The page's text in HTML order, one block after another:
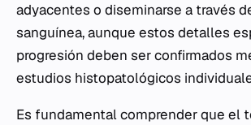
adyacentes o diseminarse a través
sanguínea, aunque estos detalles
progresión deben ser confirmados
estudios histopatológicos
Es fundamental comprender que el